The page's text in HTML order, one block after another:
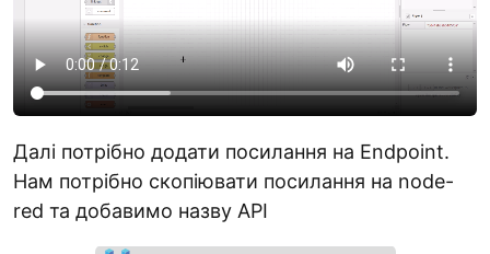
Далі потрібно додати посилання на Endpoint.
Нам потрібно скопіювати посилання на node-
red та добавимо назву API